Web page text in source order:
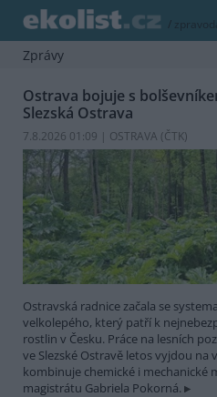
/
Zprávy
Ostrava bojuje s
Slezská Ostrava
7.8.2026 01:09 | OSTRAVA (ČTK)
Ostravská radnice začala se
velkolepého, který patří k
rostlin v Česku. Práce na lesních
ve Slezské Ostravě letos vyjdou na
kombinuje chemické i mechanické
magistrátu Gabriela Pokorná.